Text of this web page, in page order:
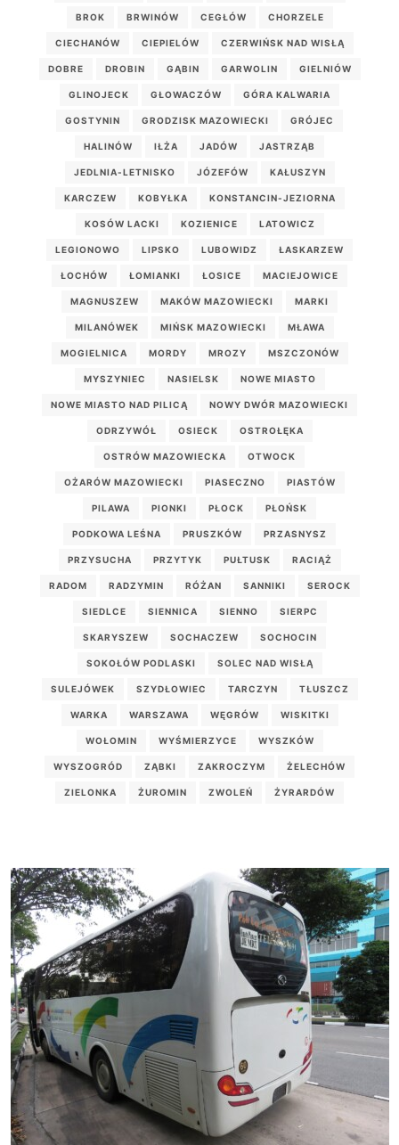
BROK BRWINÓW CEGŁÓW CHORZELE
CIECHANÓW CIEPIELÓW CZERWIŃSK NAD WISŁĄ
DOBRE DROBIN GĄBIN GARWOLIN GIELNIÓW
GLINOJECK GŁOWACZÓW GÓRA KALWARIA
GOSTYNIN GRODZISK MAZOWIECKI GRÓJEC
HALINÓW IŁŻA JADÓW JASTRZĄB
JEDLNIA-LETNISKO JÓZEFÓW KAŁUSZYN
KARCZEW KOBYŁKA KONSTANCIN-JEZIORNA
KOSÓW LACKI KOZIENICE LATOWICZ
LEGIONOWO LIPSKO LUBOWIDZ ŁASKARZEW
ŁOCHÓW ŁOMIANKI ŁOSICE MACIEJOWICE
MAGNUSZEW MAKÓW MAZOWIECKI MARKI
MILANÓWEK MIŃSK MAZOWIECKI MŁAWA
MOGIELNICA MORDY MROZY MSZCZONÓW
MYSZYNIEC NASIELSK NOWE MIASTO
NOWE MIASTO NAD PILICĄ NOWY DWÓR MAZOWIECKI
ODRZYWÓŁ OSIECK OSTROŁĘKA
OSTRÓW MAZOWIECKA OTWOCK
OŻARÓW MAZOWIECKI PIASECZNO PIASTÓW
PILAWA PIONKI PŁOCK PŁOŃSK
PODKOWA LEŚNA PRUSZKÓW PRZASNYSZ
PRZYSUCHA PRZYTYK PUŁTUSK RACIĄŻ
RADOM RADZYMIN RÓŻAN SANNIKI SEROCK
SIEDLCE SIENNICA SIENNO SIERPC
SKARYSZEW SOCHACZEW SOCHOCIN
SOKOŁÓW PODLASKI SOLEC NAD WISŁĄ
SULEJÓWEK SZYDŁOWIEC TARCZYN TŁUSZCZ
WARKA WARSZAWA WĘGRÓW WISKITKI
WOŁOMIN WYŚMIERZYCE WYSZKÓW
WYSZOGRÓD ZĄBKI ZAKROCZYM ŻELECHÓW
ZIELONKA ŻUROMIN ZWOLEŃ ŻYRARDÓW